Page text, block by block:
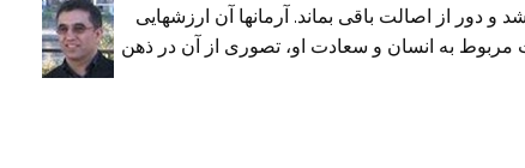
دور از اصالت باقى بماند. آرمانها آن ارزشهايى
به انسان و سعادت او، تصورى از آن در ذهن